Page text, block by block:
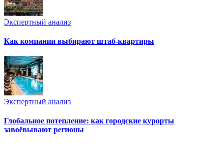
Экспертный анализ
Как компании выбирают штаб-квартиры
Экспертный анализ
Глобальное потепление: как городские курорты
завоёвывают регионы